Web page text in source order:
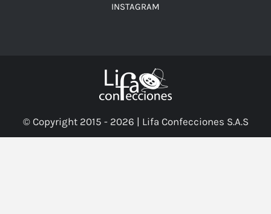
INSTAGRAM
© Copyright 2015 - 2026 | Lifa Confecciones S.A.S